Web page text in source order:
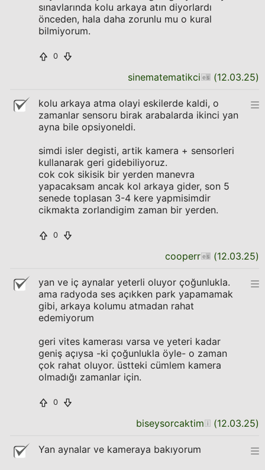
sınavlarında kolu arkaya atın diyorlardı
önceden, hala daha zorunlu mu o kural
bilmiyorum.
0
sinematematikci (12.03.25)
kolu arkaya atma olayi eskilerde kaldi, o
zamanlar sensoru birak arabalarda ikinci yan
ayna bile opsiyoneldi.
simdi isler degisti, artik kamera + sensorleri
kullanarak geri gidebiliyoruz.
cok cok sikisik bir yerden manevra
yapacaksam ancak kol arkaya gider, son 5
senede toplasan 3-4 kere yapmisimdir
cikmakta zorlandigim zaman bir yerden.
0
cooperr (12.03.25)
yan ve iç aynalar yeterli oluyor çoğunlukla.
ama radyoda ses açıkken park yapamamak
gibi, arkaya kolumu atmadan rahat
edemiyorum
geri vites kamerası varsa ve yeteri kadar
geniş açıysa -ki çoğunlukla öyle- o zaman
çok rahat oluyor. üstteki cümlem kamera
olmadığı zamanlar için.
0
biseysorcaktim (12.03.25)
Yan aynalar ve kameraya bakıyorum